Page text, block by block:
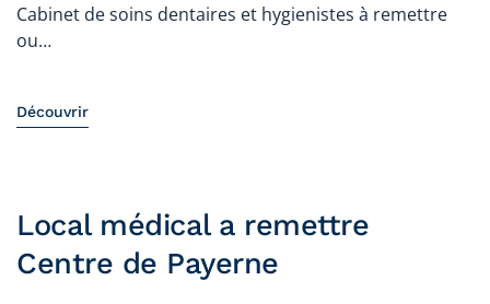
Cabinet de soins dentaires et hygienistes à remettre
ou…
Découvrir
Local médical a remettre
Centre de Payerne